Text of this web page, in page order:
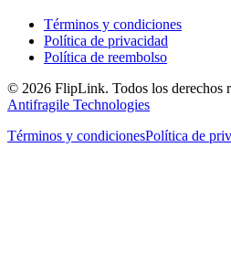
Términos y condiciones
Política de privacidad
Política de reembolso
© 2026 FlipLink. Todos los derechos
Antifragile Technologies
Términos y condicionesPolítica de